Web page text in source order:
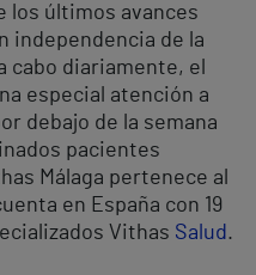
los últimos avances
independencia de la
cabo diariamente, el
especial atención a
debajo de la semana
pacientes
Málaga pertenece al
en España con 19
Vithas Salud .